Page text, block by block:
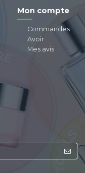
Mon compte
Commandes
Avoir
Mes avis